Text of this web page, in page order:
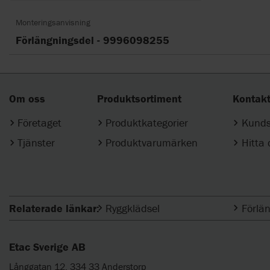
Monteringsanvisning
Förlängningsdel - 9996098255
Om oss
Företaget
Tjänster
Produktsortiment
Produktkategorier
Produktvarumärken
Hitta
Relaterade länkar: Ryggklädsel
Etac Sverige AB
Långgatan 12, 334 33 Anderstorp